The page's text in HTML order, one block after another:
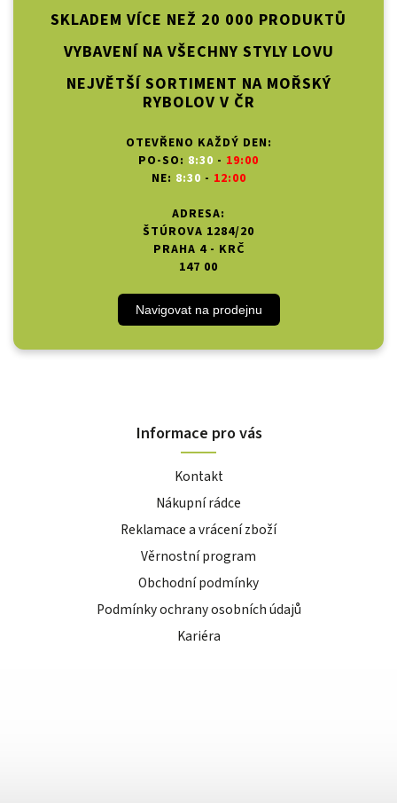
SKLADEM VÍCE NEŽ 20 000 PRODUKTŮ
VYBAVENÍ NA VŠECHNY STYLY LOVU
NEJVĚTŠÍ SORTIMENT NA MOŘSKÝ
RYBOLOV V ČR
OTEVŘENO KAŽDÝ DEN:
PO-SO: 8:30 - 19:00
NE: 8:30 - 12:00
ADRESA:
ŠTÚROVA 1284/20
PRAHA 4 - KRČ
147 00
Navigovat na prodejnu
Informace pro vás
Kontakt
Nákupní rádce
Reklamace a vrácení zboží
Věrnostní program
Obchodní podmínky
Podmínky ochrany osobních údajů
Kariéra